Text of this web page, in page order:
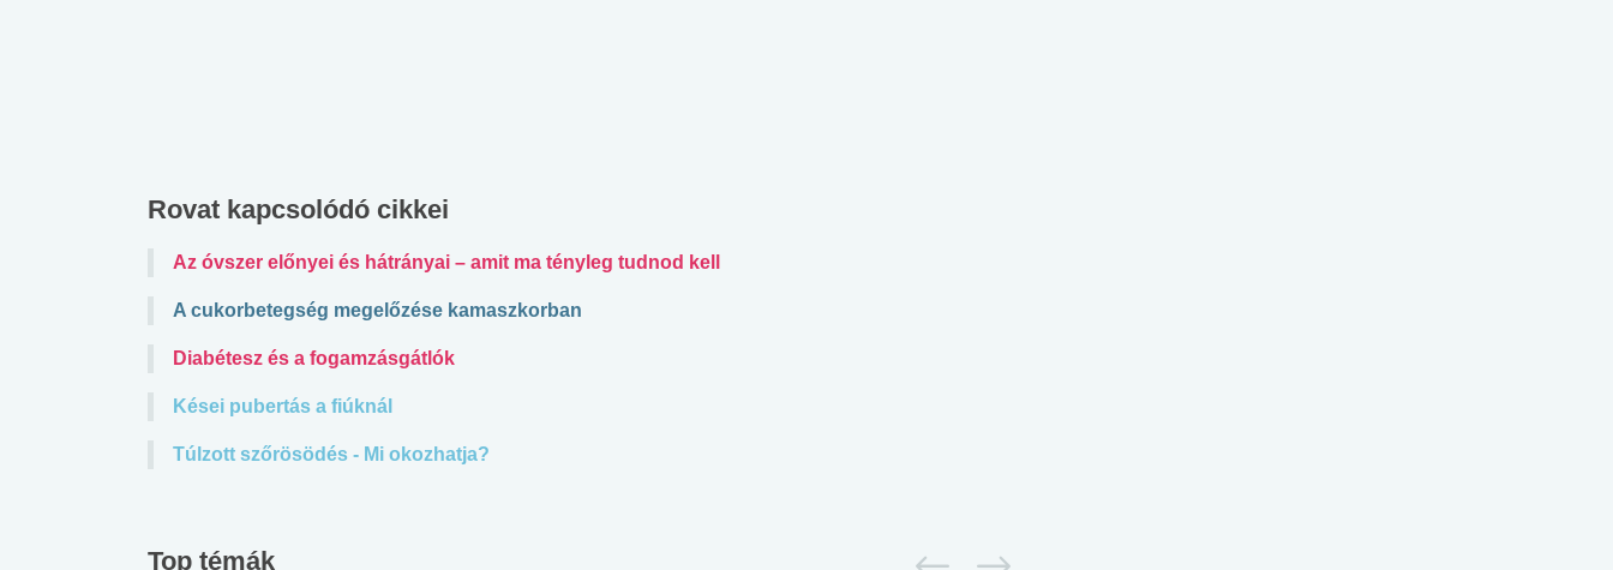
Rovat kapcsolódó cikkei
Az óvszer előnyei és hátrányai – amit ma tényleg tudnod kell
A cukorbetegség megelőzése kamaszkorban
Diabétesz és a fogamzásgátlók
Kései pubertás a fiúknál
Túlzott szőrösödés - Mi okozhatja?
Top témák